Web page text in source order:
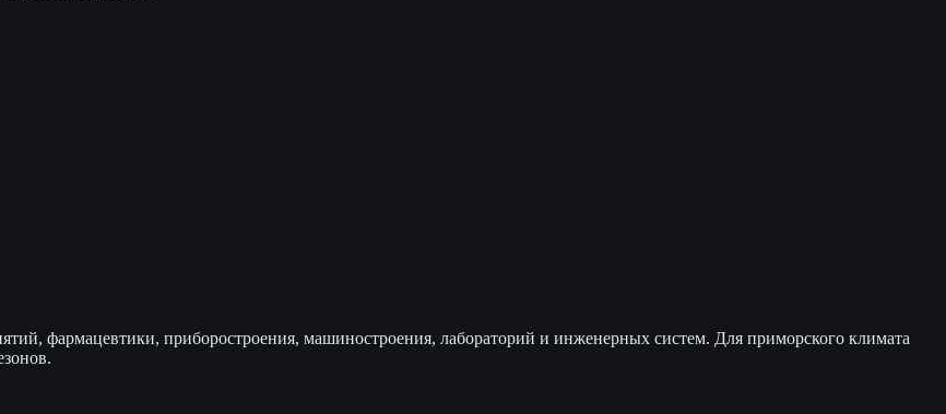
фармацевтики, приборостроения, машиностроения, лабораторий и инженерных систем. Для приморского климата